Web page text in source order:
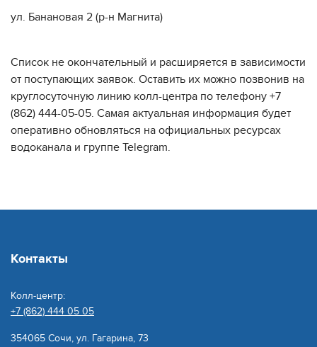
ул. Банановая 2 (р-н Магнита)
Список не окончательный и расширяется в зависимости
от поступающих заявок. Оставить их можно позвонив на
круглосуточную линию колл-центра по телефону +7
(862) 444-05-05. Самая актуальная информация будет
оперативно обновляться на официальных ресурсах
водоканала и группе Telegram.
Контакты
Колл-центр:
+7 (862) 444 05 05
354065 Сочи, ул. Гагарина, 73